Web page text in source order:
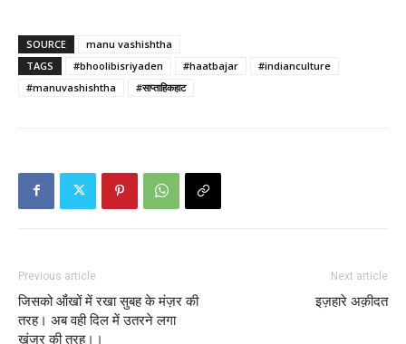
SOURCE
manu vashishtha
TAGS
#bhoolibisriyaden #haatbajar
#indianculture
#manuvashishtha
#साप्ताहिकहाट
Previous article
जिसको ऑंखों में रखा सुबह के मंज़र की
तरह। अब वही दिल में उतरने लगा
ख़ंजर की तरह।।
Next article
इज़हारे अक़ीदत